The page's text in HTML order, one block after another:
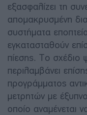
εξασφαλίζει τη
απομακρυσμένη
συστήματα
εγκατασταθούν
πίεσης. Το
περιλαμβάνει
προγράμματος
μετρητών με
οποίο αναμένεται